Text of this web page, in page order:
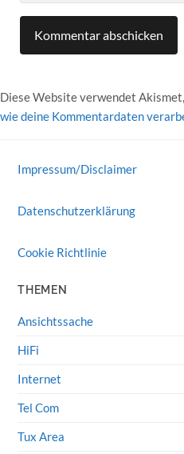
Diese Website verwendet
wie deine Kommentardaten
Impressum/Disclaimer
Datenschutzerklärung
Cookie Richtlinie
THEMEN
Ansichtssache
HiFi
Internet
Tel Com
Tux Area